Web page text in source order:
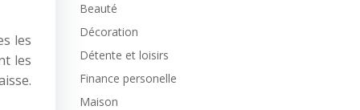
les
les
Beauté
Décoration
Détente et loisirs
Finance personelle
Maison